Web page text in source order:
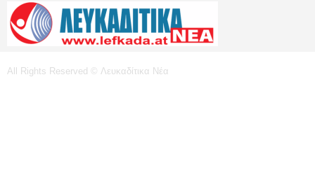
All Rights Reserved © Λευκαδίτικα Νέα